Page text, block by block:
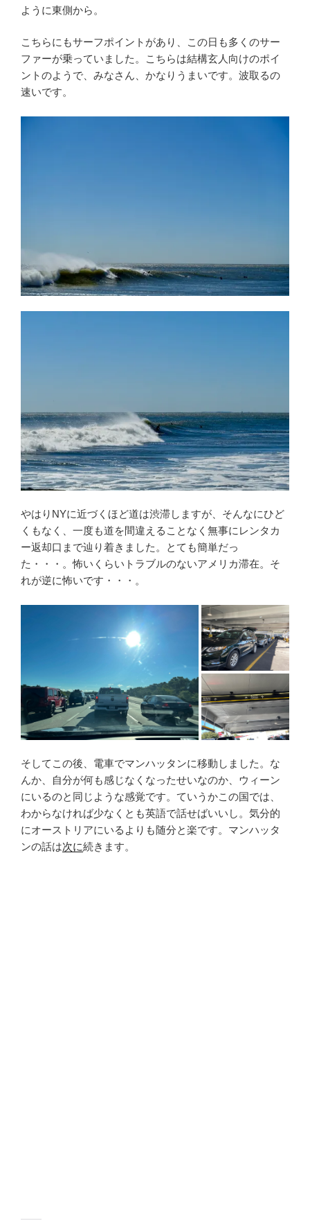
ように東側から。
こちらにもサーフポイントがあり、この日も多くのサー
ファーが乗っていました。こちらは結構玄人向けのポイ
ントのようで、みなさん、かなりうまいです。波取るの
速いです。
やはりNYに近づくほど道は渋滞しますが、そんなにひど
くもなく、一度も道を間違えることなく無事にレンタカ
ー返却口まで辿り着きました。とても簡単だっ
た・・・。怖いくらいトラブルのないアメリカ滞在。そ
れが逆に怖いです・・・。
そしてこの後、電車でマンハッタンに移動しました。な
んか、自分が何も感じなくなったせいなのか、ウィーン
にいるのと同じような感覚です。ていうかこの国では、
わからなければ少なくとも英語で話せばいいし。気分的
にオーストリアにいるよりも随分と楽です。マンハッタ
ンの話は次に続きます。